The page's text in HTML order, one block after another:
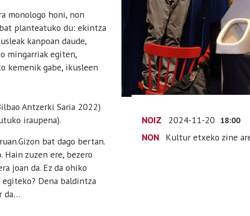
NOIZ 2024-11-20 18:00
NON Kultur etxeko zine
monologo honi, non
planteatuko du: ekintza
kanpoan daude,
mingarriak egiten,
kemenik gabe, ikusleen
Antzerki Saria 2022)
iraupena).
bat dago bertan.
Hain zuzen ere, bezero
joan da. Ez da ohiko
Dena baldintza
da…